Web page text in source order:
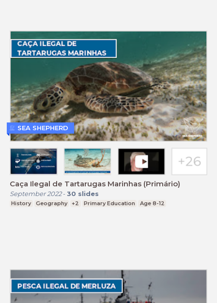
Caça Ilegal de Tartarugas Marinhas (Primário)
September 2022- 30 slides
History Geography +2 Primary Education Age 8-12
SEA SHEPHERD